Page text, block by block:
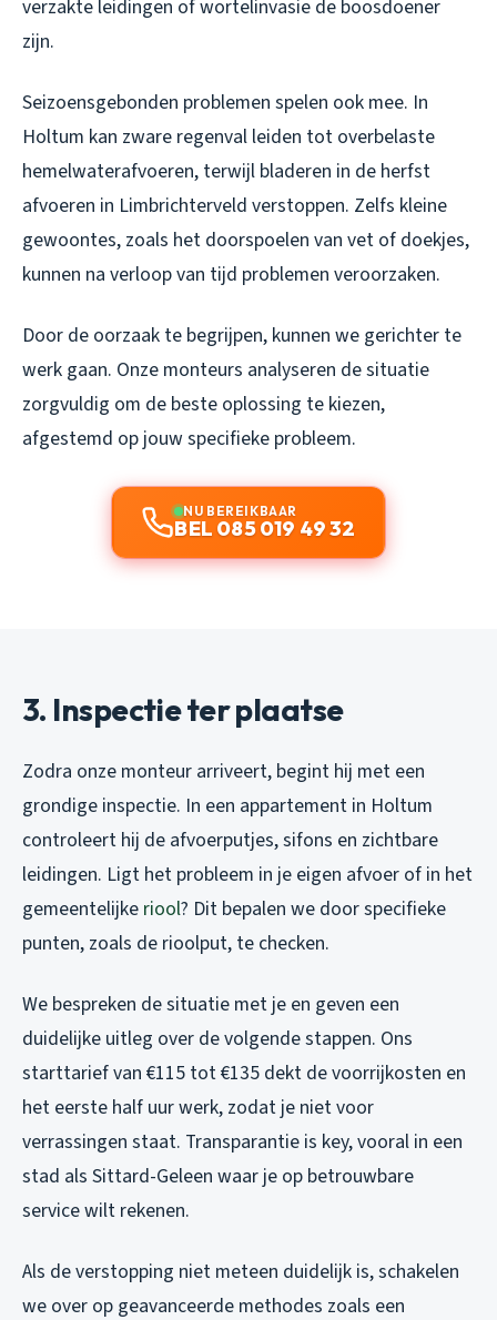
verzakte leidingen of wortelinvasie de boosdoener
zijn.
Seizoensgebonden problemen spelen ook mee. In
Holtum kan zware regenval leiden tot overbelaste
hemelwaterafvoeren, terwijl bladeren in de herfst
afvoeren in Limbrichterveld verstoppen. Zelfs kleine
gewoontes, zoals het doorspoelen van vet of doekjes,
kunnen na verloop van tijd problemen veroorzaken.
Door de oorzaak te begrijpen, kunnen we gerichter te
werk gaan. Onze monteurs analyseren de situatie
zorgvuldig om de beste oplossing te kiezen,
afgestemd op jouw specifieke probleem.
NU BEREIKBAAR
BEL 085 019 49 32
3. Inspectie ter plaatse
Zodra onze monteur arriveert, begint hij met een
grondige inspectie. In een appartement in Holtum
controleert hij de afvoerputjes, sifons en zichtbare
leidingen. Ligt het probleem in je eigen afvoer of in het
gemeentelijke riool? Dit bepalen we door specifieke
punten, zoals de rioolput, te checken.
We bespreken de situatie met je en geven een
duidelijke uitleg over de volgende stappen. Ons
starttarief van €115 tot €135 dekt de voorrijkosten en
het eerste half uur werk, zodat je niet voor
verrassingen staat. Transparantie is key, vooral in een
stad als Sittard-Geleen waar je op betrouwbare
service wilt rekenen.
Als de verstopping niet meteen duidelijk is, schakelen
we over op geavanceerde methodes zoals een